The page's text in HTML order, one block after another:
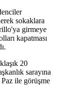
sokaklara
girmeye
kapatması
20
sarayına
ile görüşme